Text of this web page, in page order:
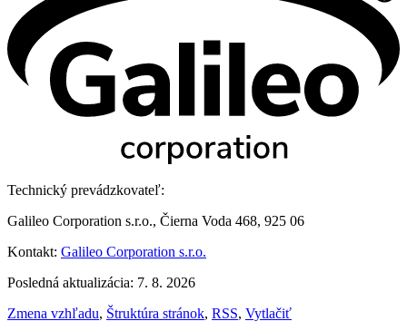
Technický prevádzkovateľ:
Galileo Corporation s.r.o., Čierna Voda 468, 925 06
Kontakt: Galileo Corporation s.r.o.
Posledná aktualizácia: 7. 8. 2026
Zmena vzhľadu, Štruktúra stránok, RSS, Vytlačiť